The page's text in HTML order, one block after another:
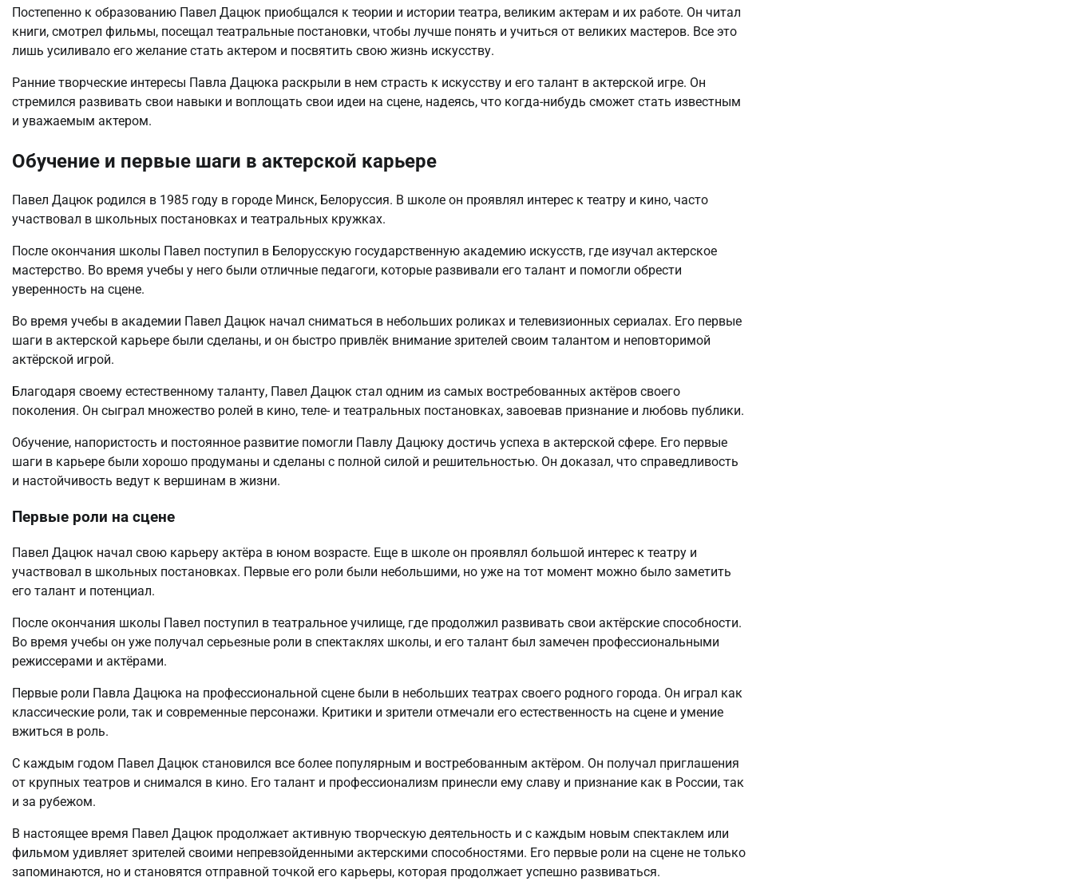
Постепенно к образованию Павел Дацюк приобщался к теории и истории театра, великим актерам и их работе. Он читал
книги, смотрел фильмы, посещал театральные постановки, чтобы лучше понять и учиться от великих мастеров. Все это
лишь усиливало его желание стать актером и посвятить свою жизнь искусству.
Ранние творческие интересы Павла Дацюка раскрыли в нем страсть к искусству и его талант в актерской игре. Он
стремился развивать свои навыки и воплощать свои идеи на сцене, надеясь, что когда-нибудь сможет стать известным
и уважаемым актером.
Обучение и первые шаги в актерской карьере
Павел Дацюк родился в 1985 году в городе Минск, Белоруссия. В школе он проявлял интерес к театру и кино, часто
участвовал в школьных постановках и театральных кружках.
После окончания школы Павел поступил в Белорусскую государственную академию искусств, где изучал актерское
мастерство. Во время учебы у него были отличные педагоги, которые развивали его талант и помогли обрести
уверенность на сцене.
Во время учебы в академии Павел Дацюк начал сниматься в небольших роликах и телевизионных сериалах. Его первые
шаги в актерской карьере были сделаны, и он быстро привлёк внимание зрителей своим талантом и неповторимой
актёрской игрой.
Благодаря своему естественному таланту, Павел Дацюк стал одним из самых востребованных актёров своего
поколения. Он сыграл множество ролей в кино, теле- и театральных постановках, завоевав признание и любовь публики.
Обучение, напористость и постоянное развитие помогли Павлу Дацюку достичь успеха в актерской сфере. Его первые
шаги в карьере были хорошо продуманы и сделаны с полной силой и решительностью. Он доказал, что справедливость
и настойчивость ведут к вершинам в жизни.
Первые роли на сцене
Павел Дацюк начал свою карьеру актёра в юном возрасте. Еще в школе он проявлял большой интерес к театру и
участвовал в школьных постановках. Первые его роли были небольшими, но уже на тот момент можно было заметить
его талант и потенциал.
После окончания школы Павел поступил в театральное училище, где продолжил развивать свои актёрские способности.
Во время учебы он уже получал серьезные роли в спектаклях школы, и его талант был замечен профессиональными
режиссерами и актёрами.
Первые роли Павла Дацюка на профессиональной сцене были в небольших театрах своего родного города. Он играл как
классические роли, так и современные персонажи. Критики и зрители отмечали его естественность на сцене и умение
вжиться в роль.
С каждым годом Павел Дацюк становился все более популярным и востребованным актёром. Он получал приглашения
от крупных театров и снимался в кино. Его талант и профессионализм принесли ему славу и признание как в России, так
и за рубежом.
В настоящее время Павел Дацюк продолжает активную творческую деятельность и с каждым новым спектаклем или
фильмом удивляет зрителей своими непревзойденными актерскими способностями. Его первые роли на сцене не только
запоминаются, но и становятся отправной точкой его карьеры, которая продолжает успешно развиваться.